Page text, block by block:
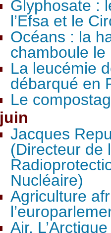
Glyphosate :
l’Efsa et le
Océans : la
chamboule
La leucémie
débarqué en
Le
juin
Jacques
(Directeur de
Nucléaire)
Agriculture
Air,